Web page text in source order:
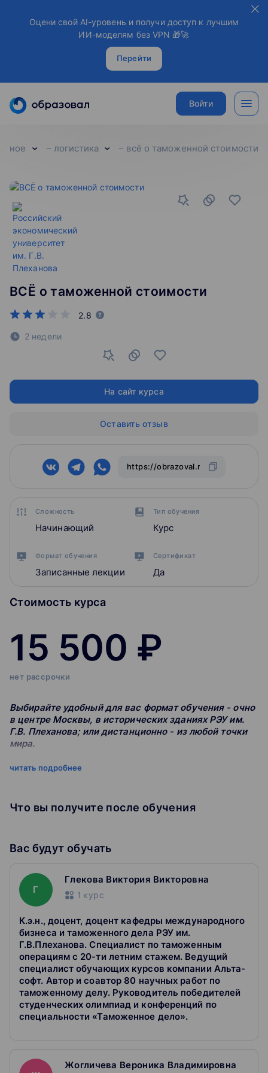
Оцени свой AI-уровень и получи доступ к лучшим
ИИ-моделям без VPN 🎁🚀
Перейти
Войти
логистика всё о таможенной стоимости
Сложность
Начинающий
Тип обучения
Курс
Формат обучения
Записанные лекции
Сертификат
Да
Стоимость курса
15 500 ₽
нет рассрочки
Выбирайте удобный для вас формат обучения - очно
в центре Москвы, в исторических зданиях РЭУ им.
Г.В. Плеханова; или дистанционно - из любой точки
мира.
Слушатели программы повышения
внешней торговли, в том числе ИНКОТЕРМС;
2. Нормативные правовые акты, регламентирующие
3. Транспортно-логистическое обеспечение
внешнеторгового контракта для дальнейшего
включения расходов в таможенную стоимость;
Владеть:
1. Навыками формирования проекта внешнеторгового
контракта в вопросах формирования цены контракта;
2. Возможностью обеспечения внутреннего
взаимодействия между профильными специалистами
организации по условиям сотрудничества с
потенциальными партнерами для заключения и (или)
ведения внешнеторгового контракта, в том числе с
Уметь:
читать подробнее
Что вы получите после обучения
Вас будут обучать
Г
Глекова Виктория Викторовна
1 курс
К.э.н., доцент, доцент кафедры международного
бизнеса и таможенного дела РЭУ им.
Г.В.Плеханова. Специалист по таможенным
операциям с 20-ти летним стажем. Ведущий
специалист обучающих курсов компании Альта-
софт. Автор и соавтор 80 научных работ по
таможенному делу. Руководитель победителей
студенческих олимпиад и конференций по
специальности «Таможенное дело».
Жогличева Вероника Владимировна
ВСЁ о таможенной стоимости
2.8
2 недели
На сайт курса
Оставить отзыв